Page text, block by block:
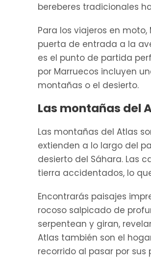
bereberes tradicionales
Para los viajeros en
puerta de entrada a la
es el punto de partida
por Marruecos incluyen
montañas o el desierto.
Las montañas del
Las montañas del Atlas
extienden a lo largo del
desierto del Sáhara. Las
tierra accidentados, lo
Encontrarás paisajes
rocoso salpicado de
serpentean y giran,
Atlas también son el
recorrido al pasar por sus